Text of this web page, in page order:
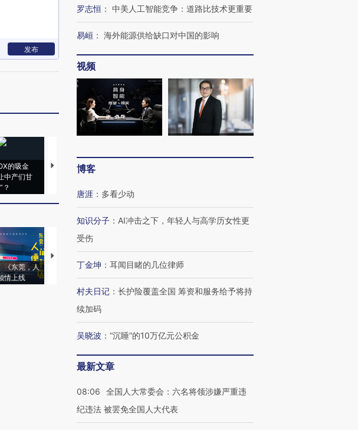
发布
的吸金
中产们甘
？
马航飞行员跨国走私7万
《东莞，人
情上线
【推广】走进第四届链博
会，让数智科技“链”接产
【特别呈现】寻找100种
有意思的生活方式·第三对
住三大增长引擎是什么？
罗志恒 ： 中美人工智能竞争：道路比技术更重要
易峘 ： 海外能源供给缺口对中国的影响
视频
博客
唐涯 ： 多看少动
知识分子 ： AI冲击之下，年轻人与高学历女性更
受伤
丁金坤 ： 耳闻目睹的几位律师
村夫日记 ： 长护险覆盖全国 筹资和服务给予将持
续加码
吴晓波 ： “沉睡”的10万亿元公积金
最新文章
08:06
全国人大常委会：六名将领涉嫌严重违
纪违法 被罢免全国人大代表